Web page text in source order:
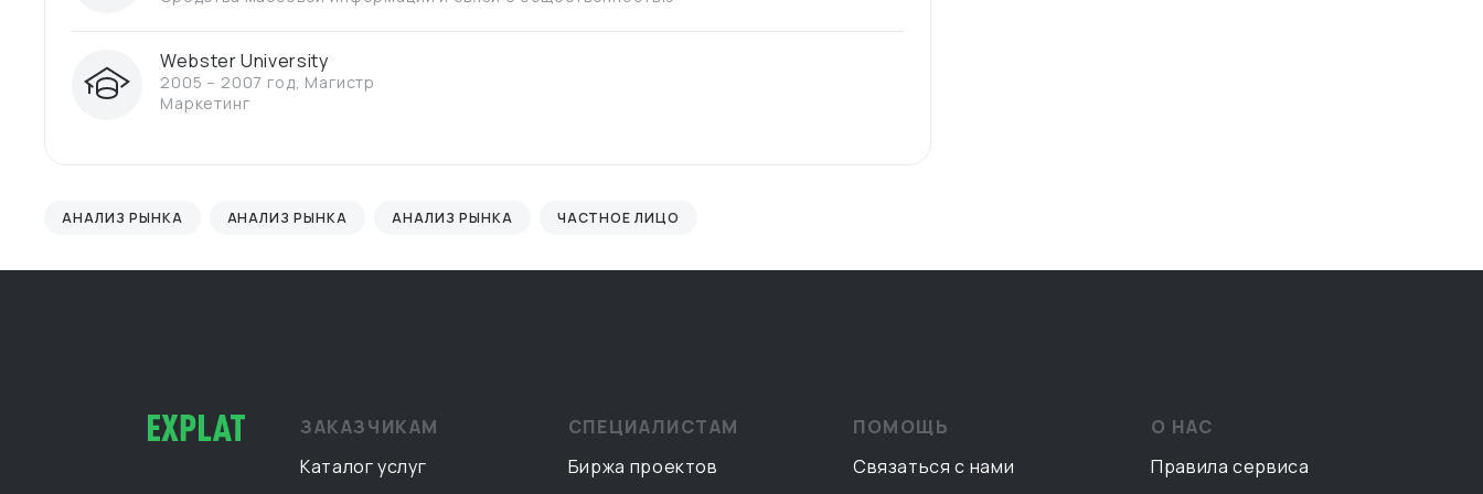
Webster University
2005 – 2007 год, Магистр
Маркетинг
АНАЛИЗ РЫНКА АНАЛИЗ РЫНКА АНАЛИЗ РЫНКА ЧАСТНОЕ ЛИЦО
ЗАКАЗЧИКАМ
Каталог услуг
СПЕЦИАЛИСТАМ
Биржа проектов
ПОМОЩЬ
Связаться с нами
О НАС
Правила сервиса